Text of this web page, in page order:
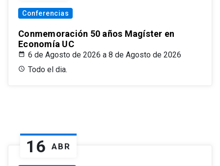
Conferencias
Conmemoración 50 años Magíster en
Economía UC
6 de Agosto de 2026 a 8 de Agosto de 2026
Todo el dia.
16 ABR